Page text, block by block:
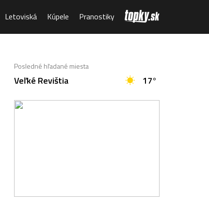
Letoviská Kúpele Pranostiky
28° 28° 28° 27° 26°
Posledné hľadané miesta
Veľké Revištia 17°